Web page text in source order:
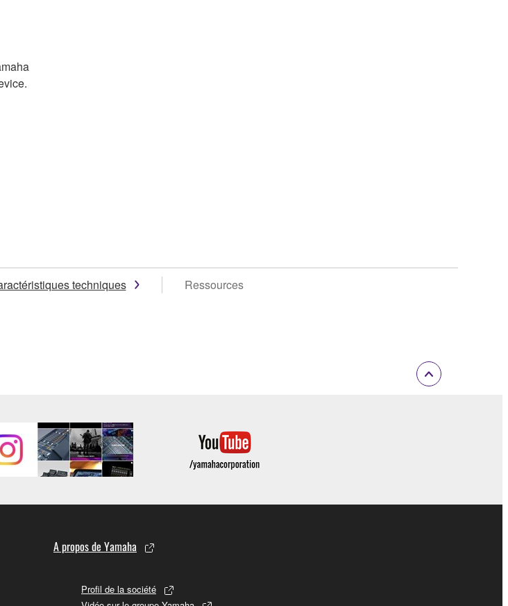
techniques Ressources
A propos de Yamaha
Profil de la société